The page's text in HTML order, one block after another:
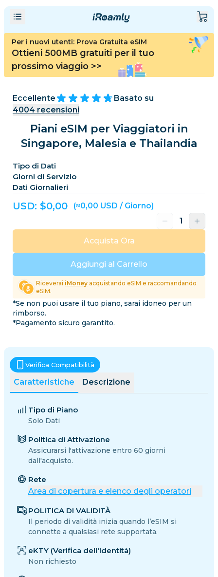
Per i nuovi utenti: Prova Gratuita eSIM
Ottieni 500MB gratuiti per il tuo
prossimo viaggio >>
Eccellente
Basato su
4004 recensioni
Piani eSIM per Viaggiatori in
Singapore, Malesia e Thailandia
Tipo di Dati
Giorni di Servizio
Dati Giornalieri
USD: $0,00 (≈0,00 USD / Giorno)
Aggiungi al Carrello
Acquista Ora
Riceverai iMoney acquistando eSIM e raccomandando
eSIM.
*Se non puoi usare il tuo piano, sarai idoneo per un
rimborso.
*Pagamento sicuro garantito.
Caratteristiche Descrizione
Verifica Compatibilità
Tipo di Piano
Solo Dati
Politica di Attivazione
Assicurarsi l'attivazione entro 60 giorni
dall'acquisto.
Rete
Area di copertura e elenco degli operatori
POLITICA DI VALIDITÀ
Il periodo di validità inizia quando l’eSIM si
connette a qualsiasi rete supportata.
eKTY (Verifica dell'Identità)
Non richiesto